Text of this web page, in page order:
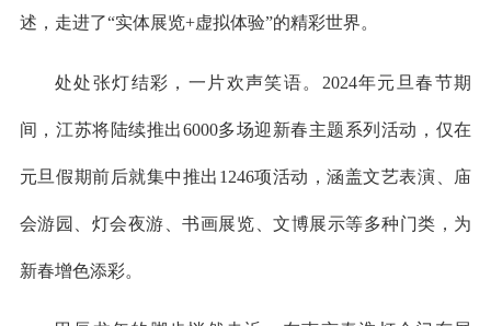
述，走进了“实体展览+虚拟体验”的精彩世界。
处处张灯结彩，一片欢声笑语。2024年元旦春节期
间，江苏将陆续推出6000多场迎新春主题系列活动，仅在
元旦假期前后就集中推出1246项活动，涵盖文艺表演、庙
会游园、灯会夜游、书画展览、文博展示等多种门类，为
新春增色添彩。